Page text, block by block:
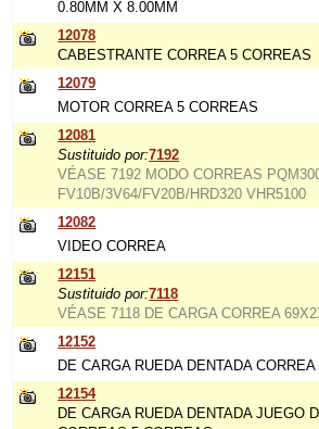
0.80MM X 8.00MM
12078
CABESTRANTE CORREA 5 CORREAS
12079
MOTOR CORREA 5 CORREAS
12081
Sustituido por:7192
VÉASE 7192 MODO CORREAS
FV10B/3V64/FV20B/HRD320 VHR5100
12082
VIDEO CORREA
12151
Sustituido por:7118
VÉASE 7118 DE CARGA CORREA
12152
DE CARGA RUEDA DENTADA CORREA
12154
DE CARGA RUEDA DENTADA JUEGO